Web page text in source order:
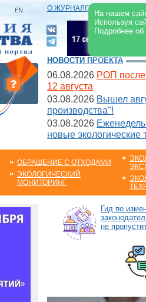
На нашем
Используя
Подробнее
О ЖУРНАЛЕ |
НОВОСТИ ПРОЕКТА
06.08.2026 РОП после
12 августа
03.08.2026 Вышел
производства"!
03.08.2026
новые экологические
ОБРАЩЕНИЕ С ОТХОДАМИ
ЭКОЛОГИЧЕСКИЙ
МОНИТОРИНГ
Гид по
не